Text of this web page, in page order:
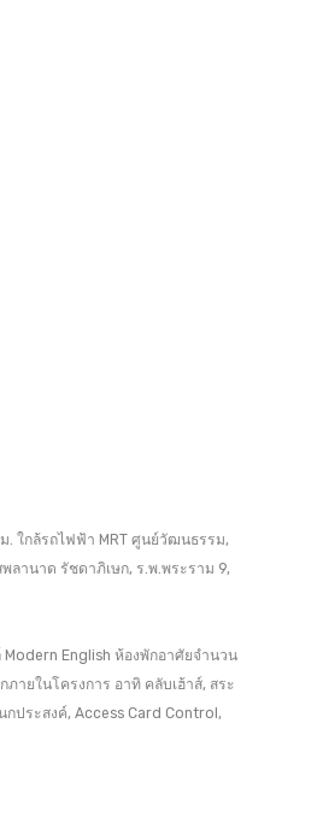
. ใกล้รถไฟฟ้า MRT ศูนย์วัฒนธรรม,
ลานาด รัชดาภิเษก, ร.พ.พระราม 9,
English ห้องพักอาศัยจำนวน
ายในโครงการ อาทิ คลับเฮ้าส์, สระ
ประสงค์, Access Card Control,